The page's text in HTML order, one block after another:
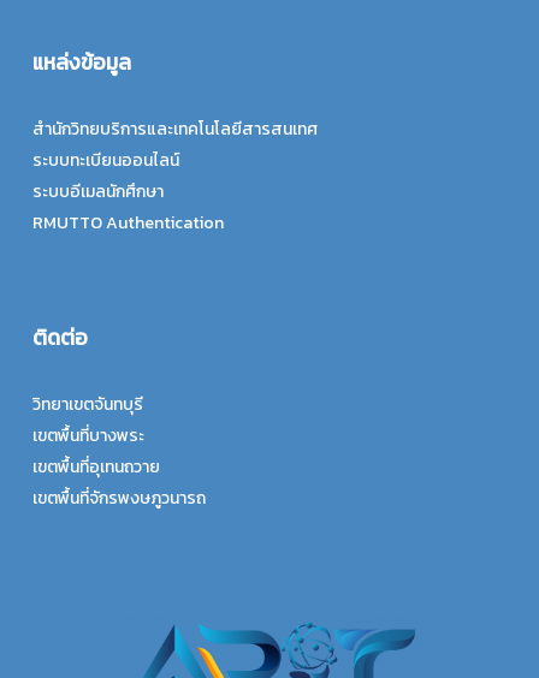
แหล่งข้อมูล
สำนักวิทยบริการและเทคโนโลยีสารสนเทศ
ระบบทะเบียนออนไลน์
ระบบอีเมลนักศึกษา
RMUTTO Authentication
ติดต่อ
วิทยาเขตจันทบุรี
เขตพื้นที่บางพระ
เขตพื้นที่อุเทนถวาย
เขตพื้นที่จักรพงษภูวนารถ